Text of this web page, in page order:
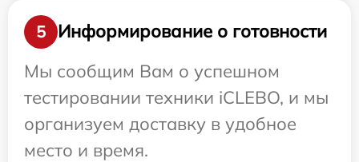
5
Информирование о готовности
Мы сообщим Вам о успешном
тестировании техники iCLEBO, и мы
организуем доставку в удобное
место и время.